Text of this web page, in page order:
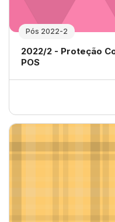
Pós 2022-2
Nome da disciplina
2022/2 - Proteção
POS